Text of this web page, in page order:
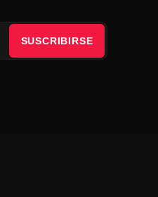
SUSCRIBIRSE